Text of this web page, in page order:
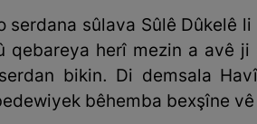
serdana sûlava Sûlê Dûkelê
qebareya herî mezin a avê ji
bikin. Di demsala
bêhemba bexşîne